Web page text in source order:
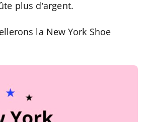
plus d’argent.
la New York Shoe